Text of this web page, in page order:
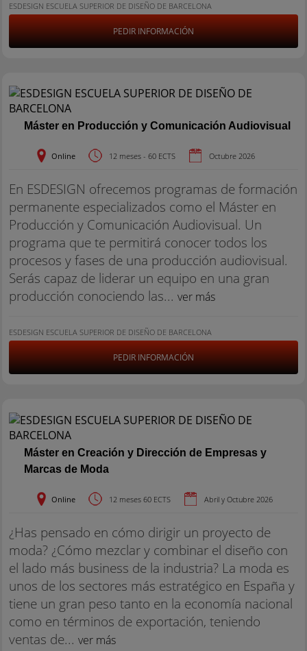
ESDESIGN ESCUELA SUPERIOR DE DISEÑO DE BARCELONA
PEDIR INFORMACIÓN
Máster en Producción y Comunicación Audiovisual
Online 12 meses - 60 ECTS Octubre 2026
En ESDESIGN ofrecemos programas de formación
permanente especializados como el Máster en
Producción y Comunicación Audiovisual. Un
programa que te permitirá conocer todos los
procesos y fases de una producción audiovisual.
Serás capaz de liderar un equipo en una gran
producción conociendo las... ver más
ESDESIGN ESCUELA SUPERIOR DE DISEÑO DE BARCELONA
PEDIR INFORMACIÓN
Máster en Creación y Dirección de Empresas y
Marcas de Moda
Online 12 meses 60 ECTS Abril y Octubre 2026
¿Has pensado en cómo dirigir un proyecto de
moda? ¿Cómo mezclar y combinar el diseño con
el lado más business de la industria? La moda es
unos de los sectores más estratégico en España y
tiene un gran peso tanto en la economía nacional
como en términos de exportación, teniendo
ventas de... ver más